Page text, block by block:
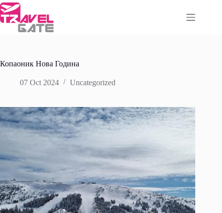
Skip
to
content
Копаоник Нова Година
07 Oct 2024 Uncategorized